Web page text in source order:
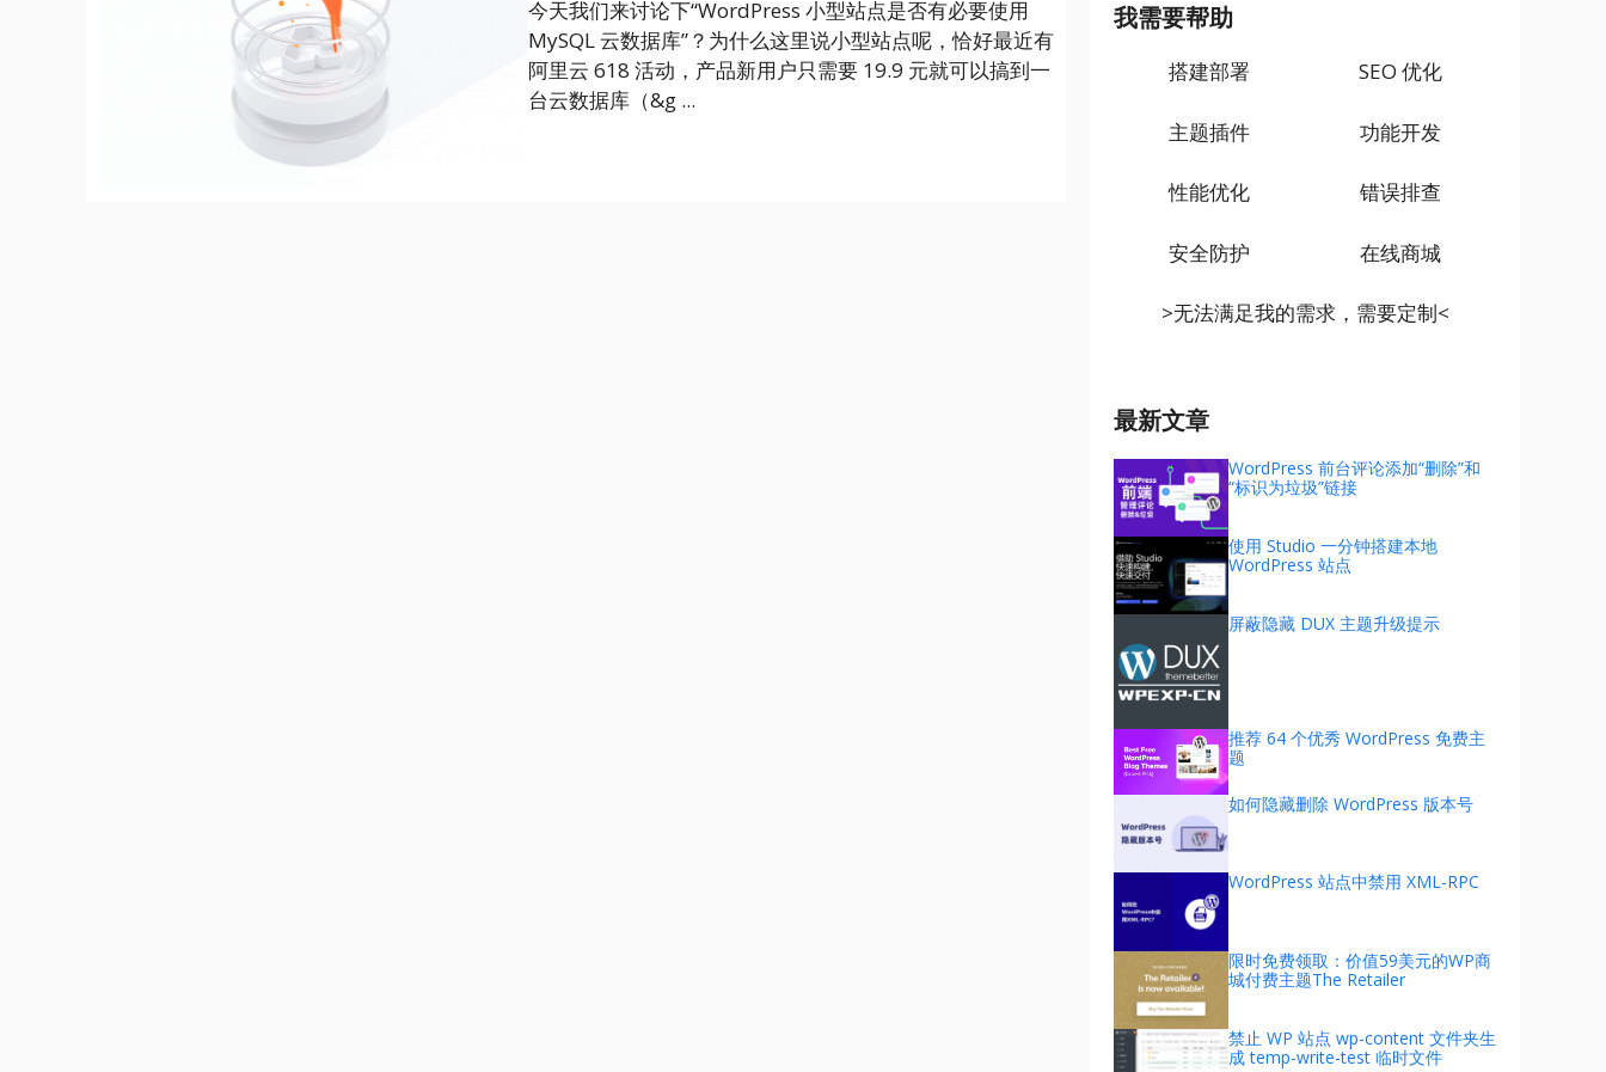
今天我们来讨论下“WordPress 小型站点是否有必要使用
MySQL 云数据库”？为什么这里说小型站点呢，恰好最近有
阿里云 618 活动，产品新用户只需要 19.9 元就可以搞到一
台云数据库（&g ...
我需要帮助
搭建部署
主题插件
性能优化
安全防护
SEO 优化
功能开发
错误排查
在线商城
>无法满足我的需求，需要定制<
最新文章
WordPress 前台评论添加“删除”和
“标识为垃圾”链接
使用 Studio 一分钟搭建本地
WordPress 站点
屏蔽隐藏 DUX 主题升级提示
推荐 64 个优秀 WordPress 免费主
题
如何隐藏删除 WordPress 版本号
WordPress 站点中禁用 XML-RPC
限时免费领取：价值59美元的WP商
城付费主题The Retailer
禁止 WP 站点 wp-content 文件夹生
成 temp-write-test 临时文件